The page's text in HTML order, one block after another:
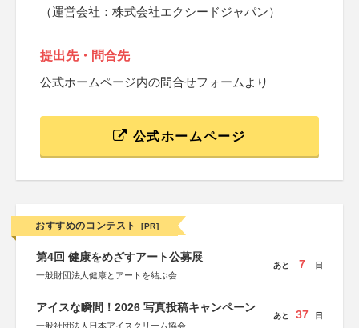
（運営会社：株式会社エクシードジャパン）
提出先・問合先
公式ホームページ内の問合せフォームより
公式ホームページ
おすすめのコンテスト [PR]
第4回 健康をめざすアート公募展
一般財団法人健康とアートを結ぶ会
あと 7 日
アイスな瞬間！2026 写真投稿キャンペーン
一般社団法人日本アイスクリーム協会
あと 37 日